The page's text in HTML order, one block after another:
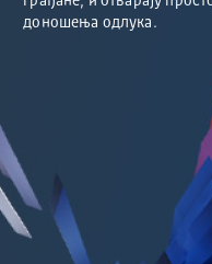
доношења одлука.